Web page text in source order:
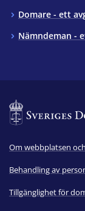
Domare - ett
Nämndeman -
Om webbplatsen
Behandling av
Tillgänglighet för